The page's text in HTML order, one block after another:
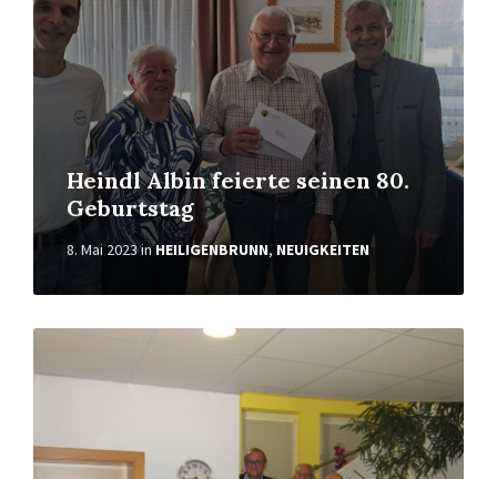
Heindl Albin feierte seinen 80.
Geburtstag
8. Mai 2023inHEILIGENBRUNN, NEUIGKEITEN
Weiterlesen